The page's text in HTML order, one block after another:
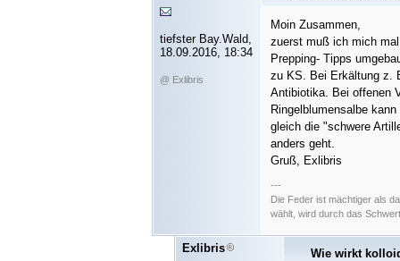
tiefster Bay.Wald,
18.09.2016, 18:34
@ Exlibris
Moin Zusammen,
zuerst muß ich mich
Prepping- Tipps
zu KS. Bei Erkältung z.
Antibiotika. Bei offenen
Ringelblumensalbe
gleich die "schwere
anders geht.
Gruß, Exlibris
---
Die Feder ist mächtiger als
wählt, wird durch das
Exlibris Wie wirkt